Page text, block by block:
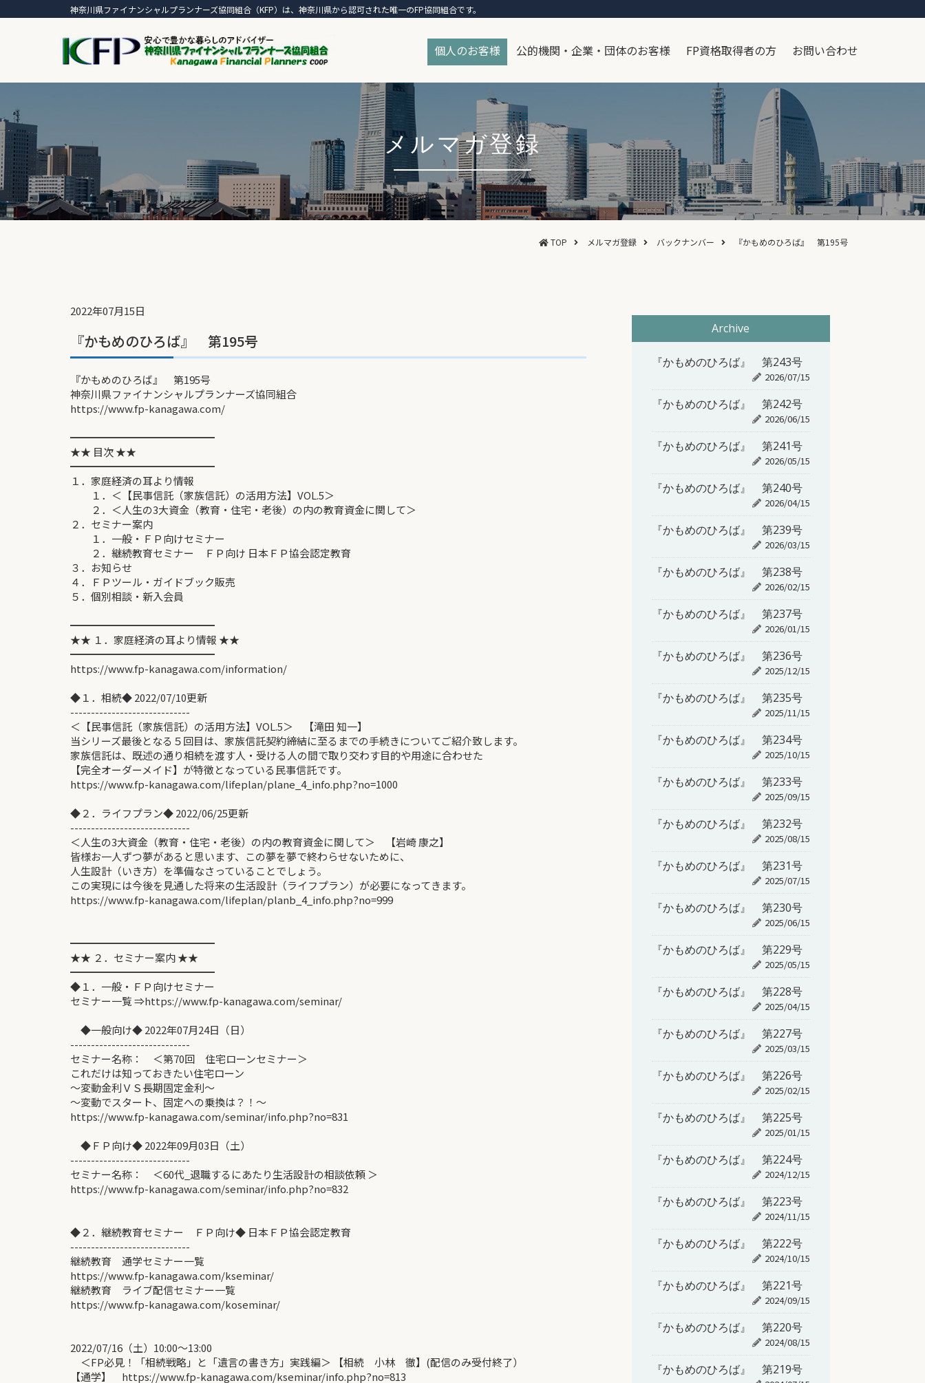
神奈川県ファイナンシャルプランナーズ協同組合（KFP）は、神奈川県から認可された唯一のFP協同組合です。
個人のお客様 公的機関・企業・団体のお客様 FP資格取得者の方 お問い合わせ
メルマガ登録
TOP メルマガ登録 バックナンバー 『かもめのひろば』 第195号
2022年07月15日
『かもめのひろば』 第195号
『かもめのひろば』 第195号
神奈川県ファイナンシャルプランナーズ協同組合
https://www.fp-kanagawa.com/
━━━━━━━━━━━━━━
★★ 目次 ★★
━━━━━━━━━━━━━━
１．家庭経済の耳より情報
１．＜【民事信託（家族信託）の活用方法】VOL.5＞
２．＜人生の3大資金（教育・住宅・老後）の内の教育資金に関して＞
２．セミナー案内
１．一般・ＦＰ向けセミナー
２．継続教育セミナー ＦＰ向け 日本ＦＰ協会認定教育
３．お知らせ
４．ＦＰツール・ガイドブック販売
５．個別相談・新入会員
━━━━━━━━━━━━━━
★★ １．家庭経済の耳より情報 ★★
━━━━━━━━━━━━━━
https://www.fp-kanagawa.com/information/
◆１．相続◆ 2022/07/10更新
-----------------------------
＜【民事信託（家族信託）の活用方法】VOL.5＞ 【滝田 知一】
当シリーズ最後となる５回目は、家族信託契約締結に至るまでの手続きについてご紹介致します。
家族信託は、既述の通り相続を渡す人・受ける人の間で取り交わす目的や用途に合わせた
【完全オーダーメイド】が特徴となっている民事信託です。
https://www.fp-kanagawa.com/lifeplan/plane_4_info.php?no=1000
◆２．ライフプラン◆ 2022/06/25更新
-----------------------------
＜人生の3大資金（教育・住宅・老後）の内の教育資金に関して＞ 【岩崎 康之】
皆様お一人ずつ夢があると思います、この夢を夢で終わらせないために、
人生設計（いき方）を準備なさっていることでしょう。
この実現には今後を見通した将来の生活設計（ライフプラン）が必要になってきます。
https://www.fp-kanagawa.com/lifeplan/planb_4_info.php?no=999
━━━━━━━━━━━━━━
★★ ２．セミナー案内 ★★
━━━━━━━━━━━━━━
◆１．一般・ＦＰ向けセミナー
セミナー一覧 ⇒https://www.fp-kanagawa.com/seminar/
◆一般向け◆ 2022年07月24日（日）
-----------------------------
セミナー名称： ＜第70回 住宅ローンセミナー＞
これだけは知っておきたい住宅ローン
～変動金利ＶＳ長期固定金利～
〜変動でスタート、固定への乗換は？！〜
https://www.fp-kanagawa.com/seminar/info.php?no=831
◆ＦＰ向け◆ 2022年09月03日（土）
-----------------------------
セミナー名称： ＜60代_退職するにあたり生活設計の相談依頼 ＞
https://www.fp-kanagawa.com/seminar/info.php?no=832
◆２．継続教育セミナー ＦＰ向け◆ 日本ＦＰ協会認定教育
-----------------------------
継続教育 通学セミナー一覧
https://www.fp-kanagawa.com/kseminar/
継続教育 ライブ配信セミナー一覧
https://www.fp-kanagawa.com/koseminar/
2022/07/16（土）10:00〜13:00
＜FP必見！「相続戦略」と「遺言の書き方」実践編＞ 【相続 小林 徹】(配信のみ受付終了）
【通学】 https://www.fp-kanagawa.com/kseminar/info.php?no=813
Archive
『かもめのひろば』 第243号
2026/07/15
『かもめのひろば』 第242号
2026/06/15
『かもめのひろば』 第241号
2026/05/15
『かもめのひろば』 第240号
2026/04/15
『かもめのひろば』 第239号
2026/03/15
『かもめのひろば』 第238号
2026/02/15
『かもめのひろば』 第237号
2026/01/15
『かもめのひろば』 第236号
2025/12/15
『かもめのひろば』 第235号
2025/11/15
『かもめのひろば』 第234号
2025/10/15
『かもめのひろば』 第233号
2025/09/15
『かもめのひろば』 第232号
2025/08/15
『かもめのひろば』 第231号
2025/07/15
『かもめのひろば』 第230号
2025/06/15
『かもめのひろば』 第229号
2025/05/15
『かもめのひろば』 第228号
2025/04/15
『かもめのひろば』 第227号
2025/03/15
『かもめのひろば』 第226号
2025/02/15
『かもめのひろば』 第225号
2025/01/15
『かもめのひろば』 第224号
2024/12/15
『かもめのひろば』 第223号
2024/11/15
『かもめのひろば』 第222号
2024/10/15
『かもめのひろば』 第221号
2024/09/15
『かもめのひろば』 第220号
2024/08/15
『かもめのひろば』 第219号